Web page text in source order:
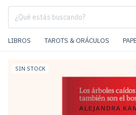
LIBROS TAROTS & ORÁCULOS
SIN STOCK